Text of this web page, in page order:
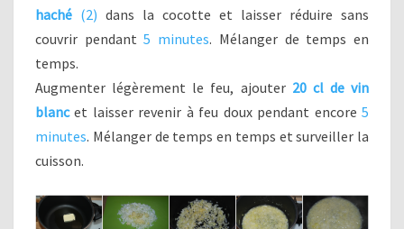
haché (2) dans la cocotte et laisser réduire sans
couvrir pendant5 minutes. Mélanger de temps en
temps.
Augmenter légèrement le feu, ajouter 20 cl de vin
blanc et laisser revenir à feu doux pendant encore5
minutes. Mélanger de temps en temps et surveiller la
cuisson.